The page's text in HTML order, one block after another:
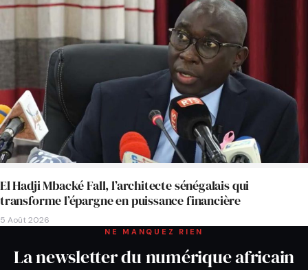
El Hadji Mbacké Fall, l’architecte sénégalais qui
transforme l’épargne en puissance financière
5 Août 2026
NE MANQUEZ RIEN
La newsletter du numérique africain